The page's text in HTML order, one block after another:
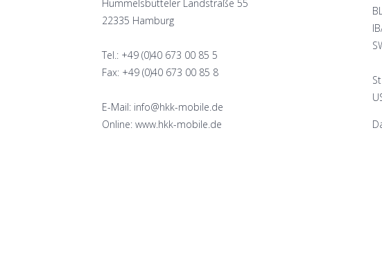
Hummelsbütteler Landstraße 55
22335 Hamburg
Tel.: +49 (0)40 673 00 85 5
Fax: +49 (0)40 673 00 85 8
E-Mail: info@hkk-mobile.de
Online: www.hkk-mobile.de